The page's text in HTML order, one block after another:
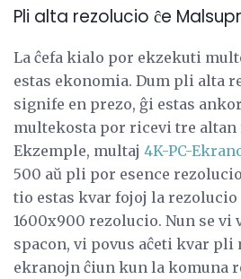
Pli alta rezolucio ĉe
La ĉefa kialo por ekzekuti
estas ekonomia. Dum pli alta
signife en prezo, ĝi estas
multekosta por ricevi tre altan
Ekzemple, multaj 4K-PC-
500 aŭ pli por esence
tio estas kvar fojoj la rezolucio
1600x900 rezolucio. Nun se vi
spacon, vi povus aĉeti kvar pli
ekranojn ĉiun kun la komuna